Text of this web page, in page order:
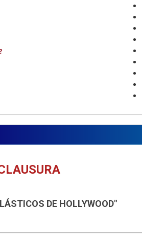
DE HOLLYWOOD"